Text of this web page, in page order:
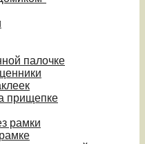
палочке
прищепке
рамки